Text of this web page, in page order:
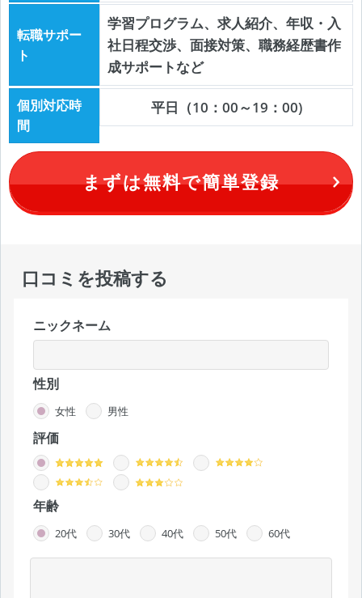
転職サポー
ト
学習プログラム、求人紹介、年収・入
社日程交渉、面接対策、職務経歴書作
成サポートなど
個別対応時
間
平日（10：00～19：00)
まずは無料で簡単登録
口コミを投稿する
ニックネーム
性別
女性 男性
評価
年齢
20代 30代 40代 50代 60代